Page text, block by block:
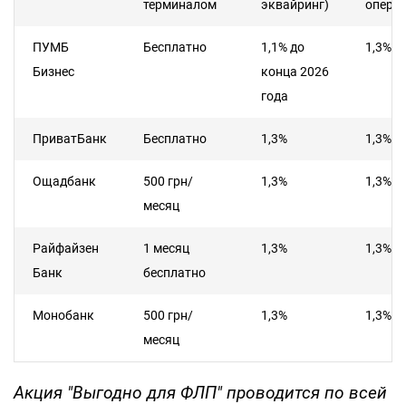
терминалом
эквайринг)
ПУМБ
Бизнес
Бесплатно
1,1% до
конца 2026
года
1,3%
ПриватБанк Бесплатно 1,3% 1,3%
Ощадбанк
500 грн/
месяц
1,3% 1,3%
Райфайзен
Банк
1 месяц
бесплатно
1,3% 1,3%
Монобанк
500 грн/
месяц
1,3% 1,3%
Акция "Выгодно для ФЛП" проводится по всей